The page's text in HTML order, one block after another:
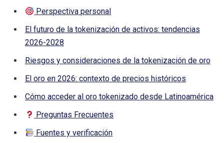
Perspectiva personal
El futuro de la tokenización de activos: tendencias
2026-2028
Riesgos y consideraciones de la tokenización de oro
El oro en 2026: contexto de precios históricos
Cómo acceder al oro tokenizado desde Latinoamérica
Preguntas Frecuentes
Fuentes y verificación